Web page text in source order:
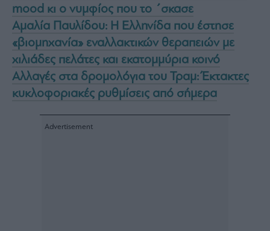
mood κι ο νυμφίος που το ΄σκασε
Αμαλία Παυλίδου: Η Ελληνίδα που έστησε
«βιομηχανία» εναλλακτικών θεραπειών με
χιλιάδες πελάτες και εκατομμύρια κοινό
Αλλαγές στα δρομολόγια του Τραμ: Έκτακτες
κυκλοφοριακές ρυθμίσεις από σήμερα